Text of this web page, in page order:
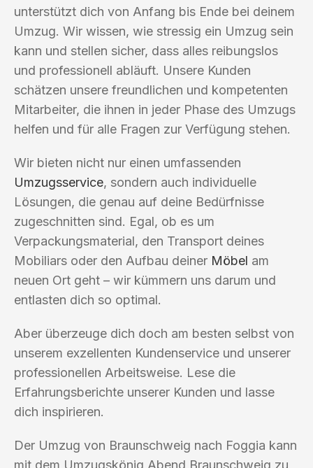
unterstützt dich von Anfang bis Ende bei deinem
Umzug. Wir wissen, wie stressig ein Umzug sein
kann und stellen sicher, dass alles reibungslos
und professionell abläuft. Unsere Kunden
schätzen unsere freundlichen und kompetenten
Mitarbeiter, die ihnen in jeder Phase des Umzugs
helfen und für alle Fragen zur Verfügung stehen.
Wir bieten nicht nur einen umfassenden
Umzugsservice, sondern auch individuelle
Lösungen, die genau auf deine Bedürfnisse
zugeschnitten sind. Egal, ob es um
Verpackungsmaterial, den Transport deines
Mobiliars oder den Aufbau deiner Möbel am
neuen Ort geht – wir kümmern uns darum und
entlasten dich so optimal.
Aber überzeuge dich doch am besten selbst von
unserem exzellenten Kundenservice und unserer
professionellen Arbeitsweise. Lese die
Erfahrungsberichte unserer Kunden und lasse
dich inspirieren.
Der Umzug von Braunschweig nach Foggia kann
mit dem Umzugskönig Abend Braunschweig zu